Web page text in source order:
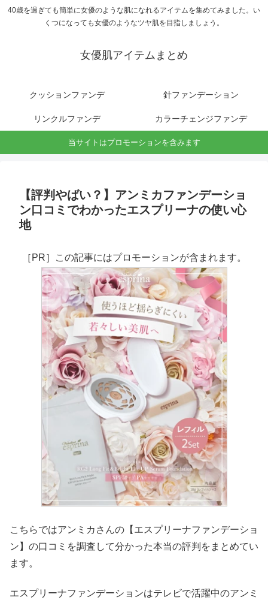
40歳を過ぎても簡単に女優のような肌になれるアイテムを集めてみました。い
くつになっても女優のようなツヤ肌を目指しましょう。
女優肌アイテムまとめ
クッションファンデ 針ファンデーション
リンクルファンデ カラーチェンジファンデ
当サイトはプロモーションを含みます
【評判やばい？】アンミカファンデーショ
ン口コミでわかったエスプリーナの使い心
地
［PR］この記事にはプロモーションが含まれます。
こちらではアンミカさんの【エスプリーナファンデーショ
ン】の口コミを調査して分かった本当の評判をまとめてい
ます。
エスプリーナファンデーションはテレビで活躍中のアンミ